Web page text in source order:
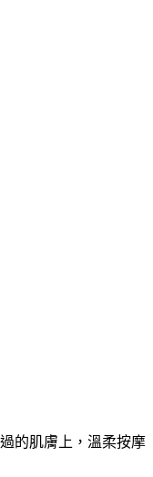
的肌膚上，溫柔按摩